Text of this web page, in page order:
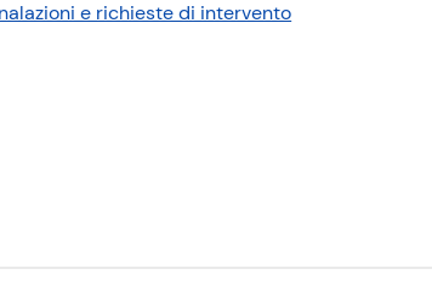
e richieste di intervento